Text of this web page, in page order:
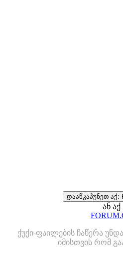
დააწკაპუნეთ აქ:
ან აქ
ქუქი-ფაილების ჩაწერა
იმისთვის რომ